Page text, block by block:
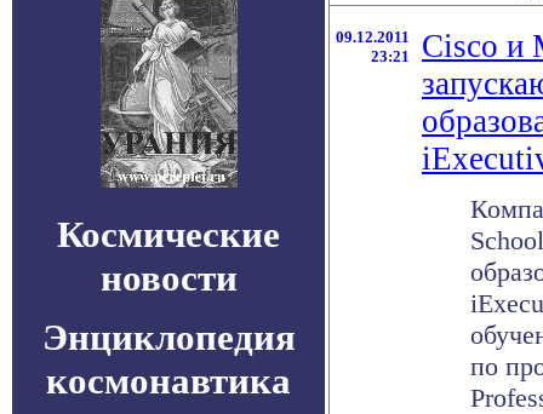
Космические
новости
Энциклопедия
космонавтика
09.12.2011
23:21
Cisco и
по